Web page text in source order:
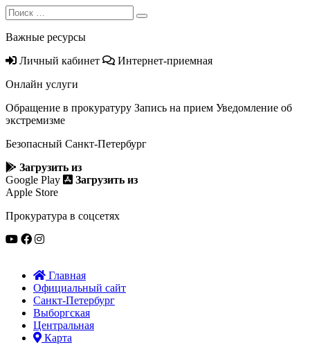
Search
for:
Search
Важные ресурсы
Личный кабинет
Интернет-приемная
Онлайн услуги
Обращение в прокуратуру Запись на прием Уведомление об
экстремизме
Безопасный Санкт‑Петербург
Загрузить из
Google Play
Загрузить из
Apple Store
Прокуратура в соцсетях
Главная
Официальный сайт
Санкт-Петербург
Выборгская
Центральная
Карта